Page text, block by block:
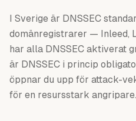
I Sverige är DNSSEC
domänregistrarer — Inleed,
har alla DNSSEC aktiverat
är DNSSEC i princip
öppnar du upp för attack-
för en resursstark angripare.